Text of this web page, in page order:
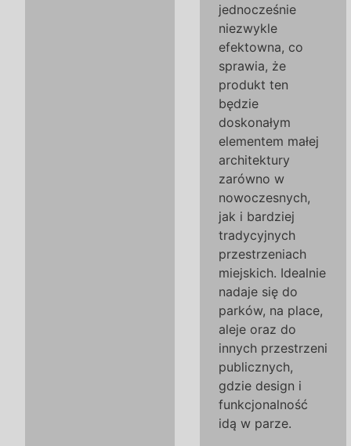
jednocześnie
niezwykle
efektowna, co
sprawia, że
produkt ten
będzie
doskonałym
elementem małej
architektury
zarówno w
nowoczesnych,
jak i bardziej
tradycyjnych
przestrzeniach
miejskich. Idealnie
nadaje się do
parków, na place,
aleje oraz do
innych przestrzeni
publicznych,
gdzie design i
funkcjonalność
idą w parze.